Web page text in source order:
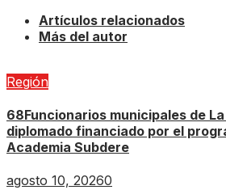
Artículos relacionados
Más del autor
Región
68Funcionarios municipales de
diplomado financiado por el
Academia Subdere
agosto 10, 20260